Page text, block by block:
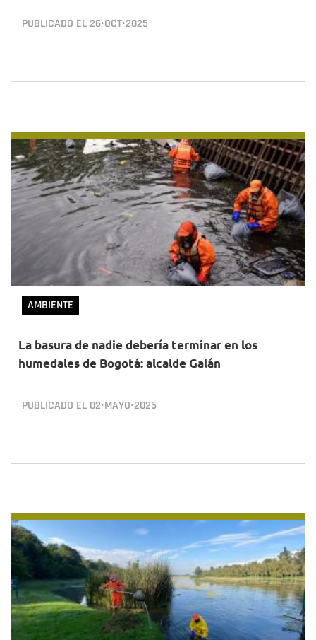
PUBLICADO EL 26•OCT•2025
AMBIENTE
La basura de nadie debería terminar en los
humedales de Bogotá: alcalde Galán
PUBLICADO EL 02•MAYO•2025